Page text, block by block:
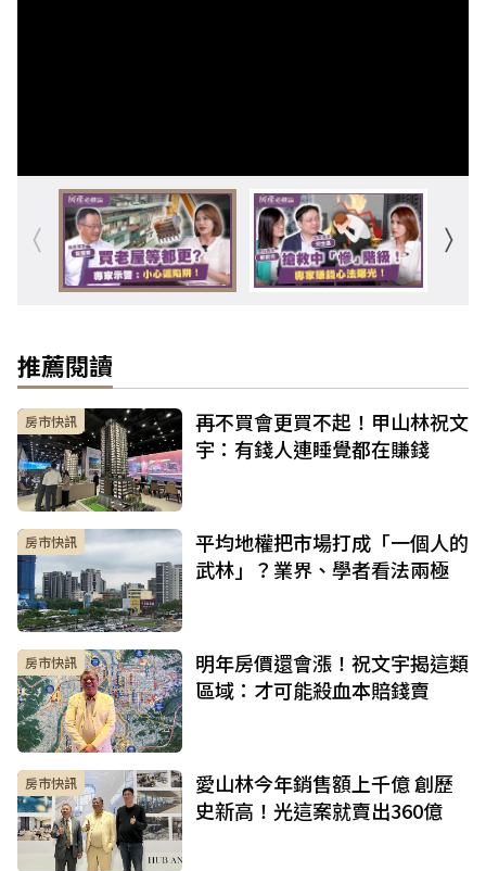
推薦閱讀
房市快訊
再不買會更買不起！甲山林祝文
宇：有錢人連睡覺都在賺錢
房市快訊
平均地權把市場打成「一個人的
武林」？業界、學者看法兩極
房市快訊
明年房價還會漲！祝文宇揭這類
區域：才可能殺血本賠錢賣
房市快訊
愛山林今年銷售額上千億 創歷
史新高！光這案就賣出360億